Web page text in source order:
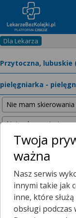
Dla Lekarza
Nie znaleźliśmy
zwiększyliśmy
Twoja
ważna
Nasz serwis
innymi takie jak
inne, które
obsługi podczas